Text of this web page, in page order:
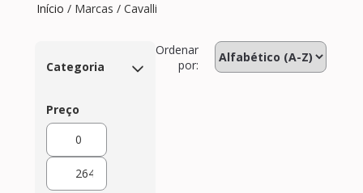
Início / Marcas / Cavalli
Categoria
Preço
Ordenar
por: